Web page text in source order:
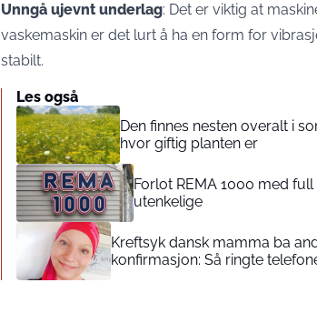
Unngå ujevnt underlag: Det er viktig at
vaskemaskin er det lurt å ha en form for
stabilt.
Les også
Den finnes nesten overalt i
hvor giftig planten er
Forlot REMA 1000 med
utenkelige
Kreftsyk dansk mamma ba
konfirmasjon: Så ringte